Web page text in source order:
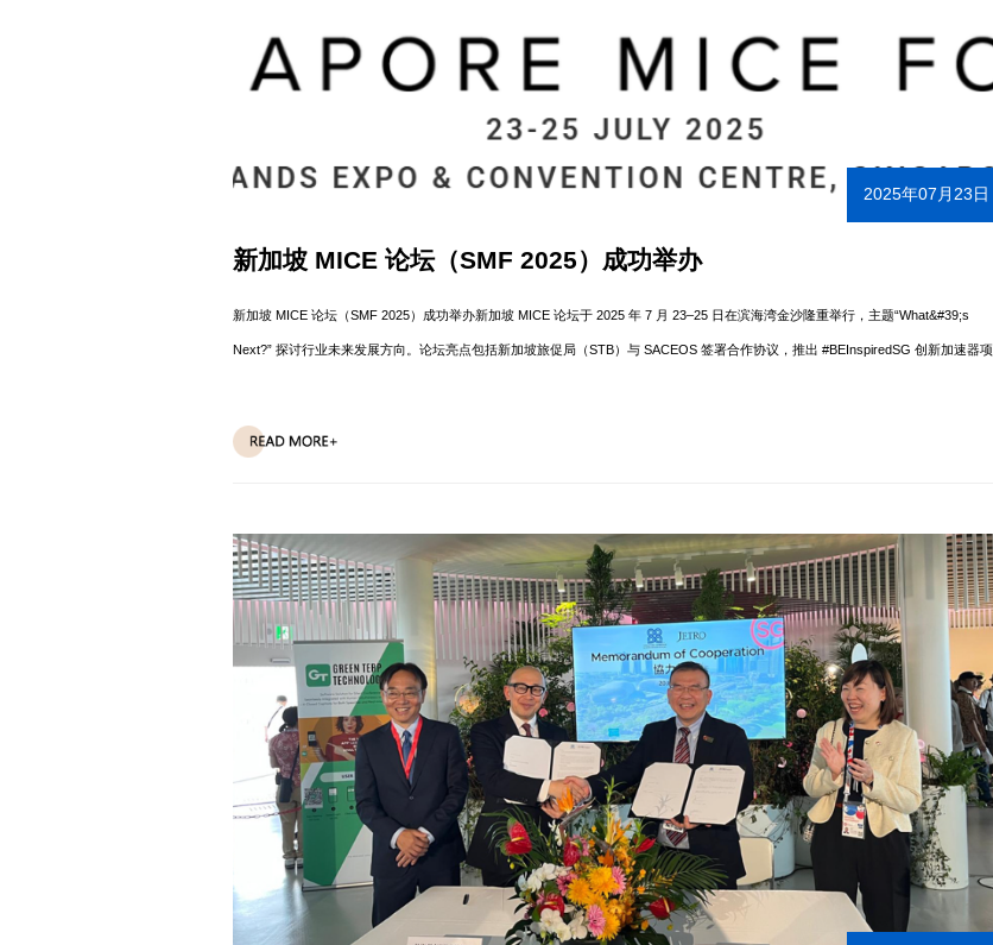
2025年07月23日
新加坡 MICE 论坛（SMF 2025）成功举办
新加坡 MICE 论坛（SMF 2025）成功举办新加坡 MICE 论坛于 2025 年 7 月 23–25 日在滨海湾金沙隆重举行，主题“What&#39;s
Next?” 探讨行业未来发展方向。论坛亮点包括新加坡旅促局（STB）与 SACEOS 签署合作协议，推出 #BEInspiredSG 创新加速器项